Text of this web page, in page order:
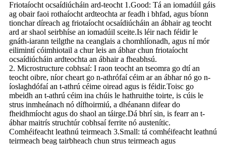
Friotaíocht ocsaídiúcháin ard-teocht 1.Good: Tá an iomadúil gáis
ag obair faoi rothaíocht ardteochta ar feadh i bhfad, agus bíonn
tionchar díreach ag friotaíocht ocsaídiúcháin an ábhair ag teocht
ard ar shaol seirbhíse an iomadúil sceite.Is léir nach féidir le
gnáth-iarann ​​teilgthe na ceanglais a chomhlíonadh, agus ní mór
eilimintí cóimhiotail a chur leis an ábhar chun friotaíocht
ocsaídiúcháin ardteochta an ábhair a fheabhsú.
2. Microstructure cobhsaí: I raon teocht an tseomra go dtí an
teocht oibre, níor cheart go n-athrófaí céim ar an ábhar nó go n-
íoslaghdófaí an t-athrú céime oiread agus is féidir.Toisc go
mbeidh an t-athrú céim ina chúis le hathruithe toirte, is cúis le
strus inmheánach nó dífhoirmiú, a dhéanann difear do
fheidhmíocht agus do shaol an táirge.Dá bhrí sin, is fearr an t-
ábhar maitrís struchtúr cobhsaí ferrite nó austenític.
Comhéifeacht leathnú teirmeach 3.Small: tá comhéifeacht leathnú
teirmeach beag tairbheach chun strus teirmeach agus